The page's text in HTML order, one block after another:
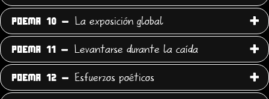
POEMA 10 - La exposición global
POEMA 11 - Levantarse durante la caída
POEMA 12 - Esfuerzos poéticos